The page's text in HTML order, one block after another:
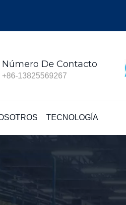
Número De Contacto
+86-13825569267
TECNOLOGÍA